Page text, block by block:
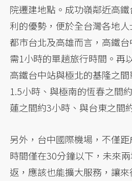
院遷建地點。成功嶺鄰近高
利的優勢，便於全台灣各地
都市台北及高雄而言，高鐵
需1小時的單趟旅行時間。再
高鐵台中站與極北的基隆之
1.5小時、與極南的恆春之間
蓮之間約3小時、與台東之間
另外，台中國際機場，不僅
時間僅在30分鐘以下，未來
返，應該也能擴大服務，讓